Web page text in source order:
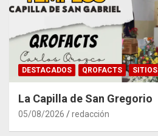
DESTACADOS QROFACTS SITIOS
La Capilla de San Gregorio
05/08/2026 redacción